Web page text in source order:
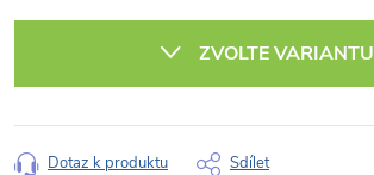
ZVOLTE VARIANTU
Dotaz k produktu Sdílet